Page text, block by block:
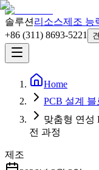
솔루션 리소스제조 능
+86 (311) 8693-5221
Home
PCB 설계 블
맞춤형 연성
전 과정
제조